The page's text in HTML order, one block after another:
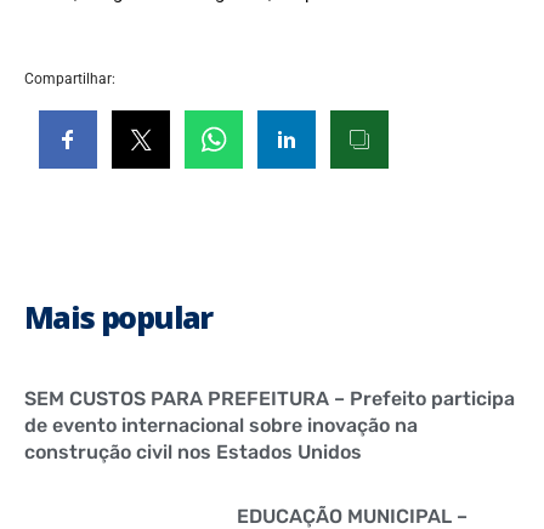
Compartilhar:
Mais popular
SEM CUSTOS PARA PREFEITURA – Prefeito participa
de evento internacional sobre inovação na
construção civil nos Estados Unidos
EDUCAÇÃO MUNICIPAL –